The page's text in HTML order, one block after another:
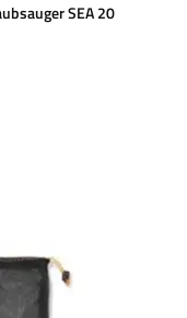
SEA 20